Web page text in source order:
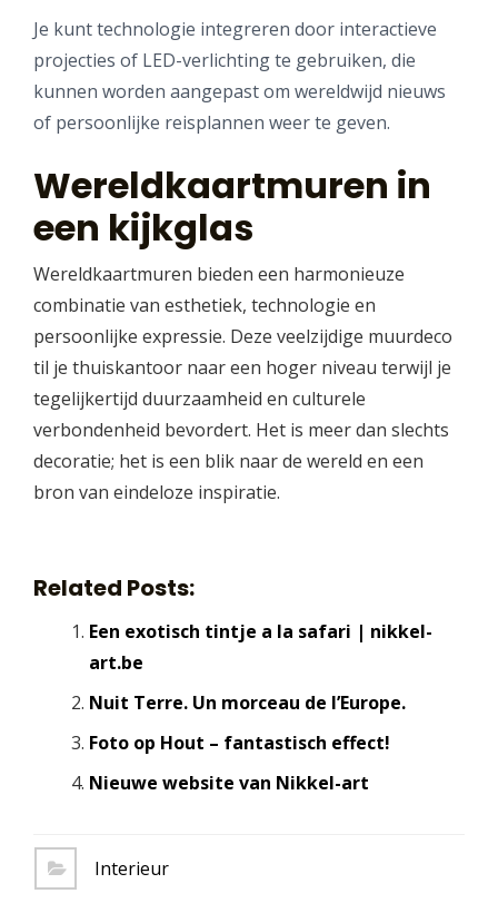
Je kunt technologie integreren door interactieve
projecties of LED-verlichting te gebruiken, die
kunnen worden aangepast om wereldwijd nieuws
of persoonlijke reisplannen weer te geven.
Wereldkaartmuren in
een kijkglas
Wereldkaartmuren bieden een harmonieuze
combinatie van esthetiek, technologie en
persoonlijke expressie. Deze veelzijdige muurdeco
til je thuiskantoor naar een hoger niveau terwijl je
tegelijkertijd duurzaamheid en culturele
verbondenheid bevordert. Het is meer dan slechts
decoratie; het is een blik naar de wereld en een
bron van eindeloze inspiratie.
Related Posts:
Een exotisch tintje a la safari | nikkel-
art.be
Nuit Terre. Un morceau de l’Europe.
Foto op Hout – fantastisch effect!
Nieuwe website van Nikkel-art
Interieur